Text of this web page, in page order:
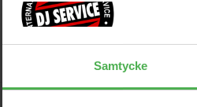
Samtycke